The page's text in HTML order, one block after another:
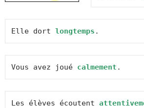
Elle dort longtemps .
Vous avez joué calmement .
Les élèves écoutent